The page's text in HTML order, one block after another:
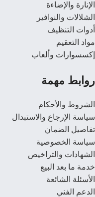
الإنارة والإضاءة
الشلالات والنوافير
أدوات التنظيف
مواد التعقيم
إكسسوارات وألعاب
روابط مهمة
الشروط والأحكام
سياسة الإرجاع والاستبدال
تفاصيل الضمان
سياسة الخصوصية
الشهادات والتراخيص
خدمة ما بعد البيع
الأسئلة الشائعة
الدعم الفني